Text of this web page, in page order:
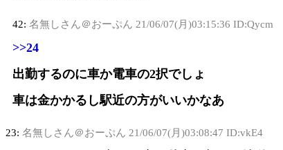
42: 名無しさん＠おーぷん 21/06/07(月)03:15:36 ID:Qycm
>>24
出勤するのに車か電車の2択でしょ
車は金かかるし駅近の方がいいかなあ
23: 名無しさん＠おーぷん 21/06/07(月)03:08:47 ID:vkE4